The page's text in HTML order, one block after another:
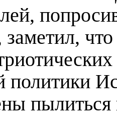
что
политики
пылиться